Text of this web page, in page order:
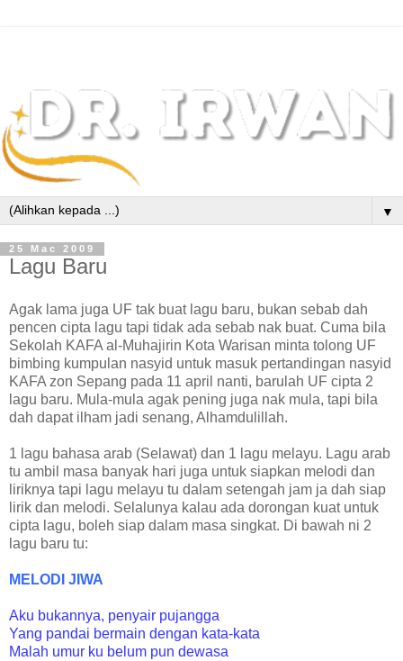
▼
25 Mac 2009
Lagu Baru
Agak lama juga UF tak buat lagu baru, bukan sebab dah
pencen cipta lagu tapi tidak ada sebab nak buat. Cuma bila
Sekolah KAFA al-Muhajirin Kota Warisan minta tolong UF
bimbing kumpulan nasyid untuk masuk pertandingan nasyid
KAFA zon Sepang pada 11 april nanti, barulah UF cipta 2
lagu baru. Mula-mula agak pening juga nak mula, tapi bila
dah dapat ilham jadi senang, Alhamdulillah.
1 lagu bahasa arab (Selawat) dan 1 lagu melayu. Lagu arab
tu ambil masa banyak hari juga untuk siapkan melodi dan
liriknya tapi lagu melayu tu dalam setengah jam ja dah siap
lirik dan melodi. Selalunya kalau ada dorongan kuat untuk
cipta lagu, boleh siap dalam masa singkat. Di bawah ni 2
lagu baru tu:
MELODI JIWA
Aku bukannya, penyair pujangga
Yang pandai bermain dengan kata-kata
Malah umur ku belum pun dewasa